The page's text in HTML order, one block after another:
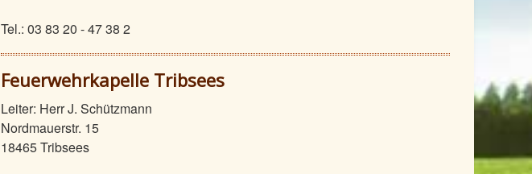
Tel.: 03 83 20 - 47 38 2
Feuerwehrkapelle Tribsees
Leiter: Herr J. Schützmann
Nordmauerstr. 15
18465 Tribsees